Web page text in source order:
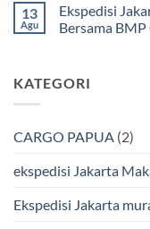
BMP
Cargo
Kapal
Laut
Via
Laut
Murah
Bmp
Cargo
komentar
pada
Ekspedisi
Laut
Bersama
&
13
Agu
Ekspedisi
Bersama BMP
pada
Ekspedisi
Laut
BMP
KATEGORI
CARGO PAPUA (2)
ekspedisi Jakarta
Ekspedisi Jakarta